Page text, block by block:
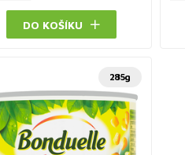
DO KOŠÍKU
285g